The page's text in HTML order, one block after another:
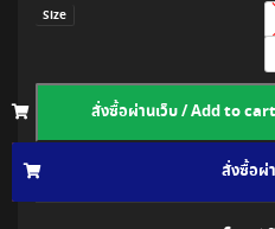
Size
สั่งซื้อผ่านเว็บ / Add to cart
สั่งซื้อผ่
สั่งซื้อผ่
SKU: 150100601785.